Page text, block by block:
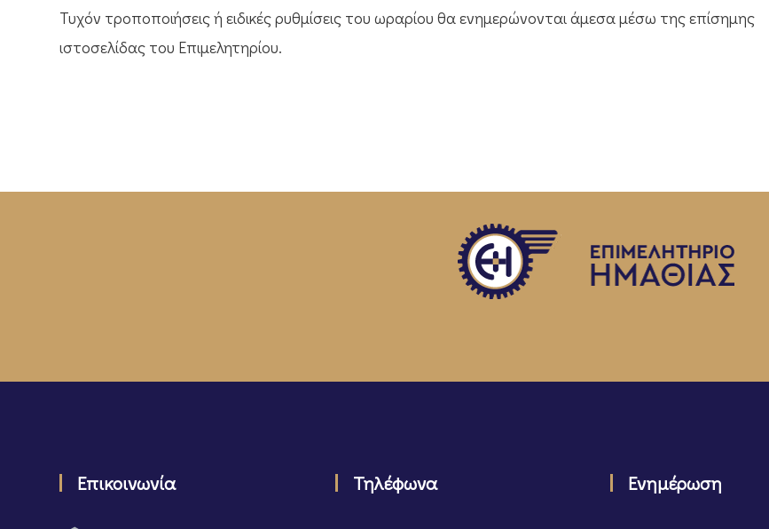
Τυχόν τροποποιήσεις ή ειδικές ρυθμίσεις του ωραρίου θα ενημερώνονται άμεσα μέσω της επίσημης
ιστοσελίδας του Επιμελητηρίου.
Επικοινωνία Τηλέφωνα Ενημέρωση